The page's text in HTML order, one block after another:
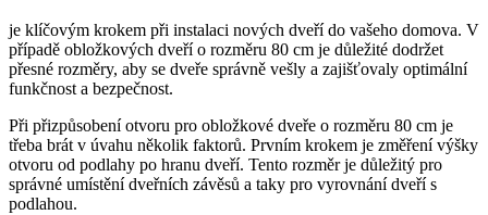
je klíčovým krokem při instalaci nových dveří do vašeho domova. V
případě obložkových dveří o rozměru 80 cm je důležité dodržet
přesné rozměry, aby se dveře správně vešly a zajišťovaly optimální
funkčnost a bezpečnost.
Při přizpůsobení otvoru pro obložkové dveře o rozměru 80 cm je
třeba brát v úvahu několik faktorů. Prvním krokem je změření výšky
otvoru od podlahy po hranu dveří. Tento rozměr je důležitý pro
správné umístění dveřních závěsů a taky pro vyrovnání dveří s
podlahou.